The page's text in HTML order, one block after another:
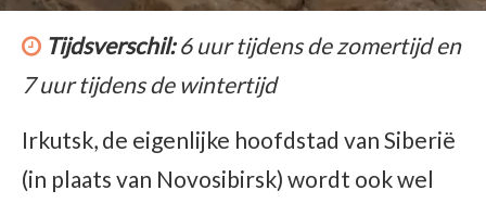
Tijdsverschil:6 uur tijdens de zomertijd en
7 uur tijdens de wintertijd
Irkutsk, de eigenlijke hoofdstad van Siberië
(in plaats van Novosibirsk) wordt ook wel